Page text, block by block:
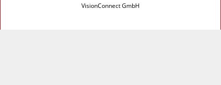
VisionConnect GmbH